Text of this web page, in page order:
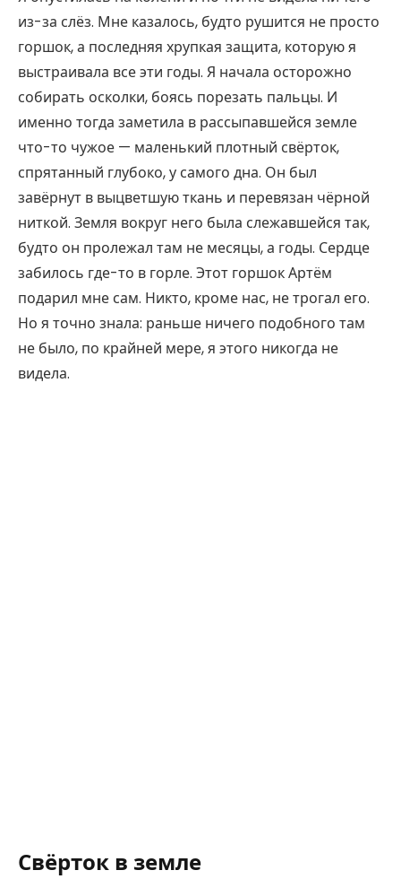
из-за слёз. Мне казалось, будто рушится не просто
горшок, а последняя хрупкая защита, которую я
выстраивала все эти годы. Я начала осторожно
собирать осколки, боясь порезать пальцы. И
именно тогда заметила в рассыпавшейся земле
что-то чужое — маленький плотный свёрток,
спрятанный глубоко, у самого дна. Он был
завёрнут в выцветшую ткань и перевязан чёрной
ниткой. Земля вокруг него была слежавшейся так,
будто он пролежал там не месяцы, а годы. Сердце
забилось где-то в горле. Этот горшок Артём
подарил мне сам. Никто, кроме нас, не трогал его.
Но я точно знала: раньше ничего подобного там
не было, по крайней мере, я этого никогда не
видела.
Свёрток в земле